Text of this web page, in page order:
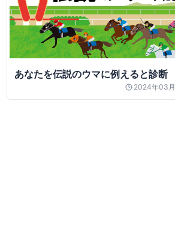
あなたを伝説のウマに例えると診断
2024年03月